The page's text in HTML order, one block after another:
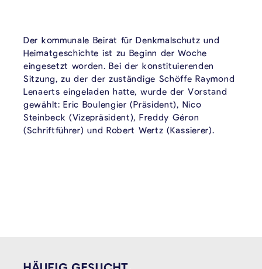
Der kommunale Beirat für Denkmalschutz und
Heimatgeschichte ist zu Beginn der Woche
eingesetzt worden. Bei der konstituierenden
Sitzung, zu der der zuständige Schöffe Raymond
Lenaerts eingeladen hatte, wurde der Vorstand
gewählt: Eric Boulengier (Präsident), Nico
Steinbeck (Vizepräsident), Freddy Géron
(Schriftführer) und Robert Wertz (Kassierer).